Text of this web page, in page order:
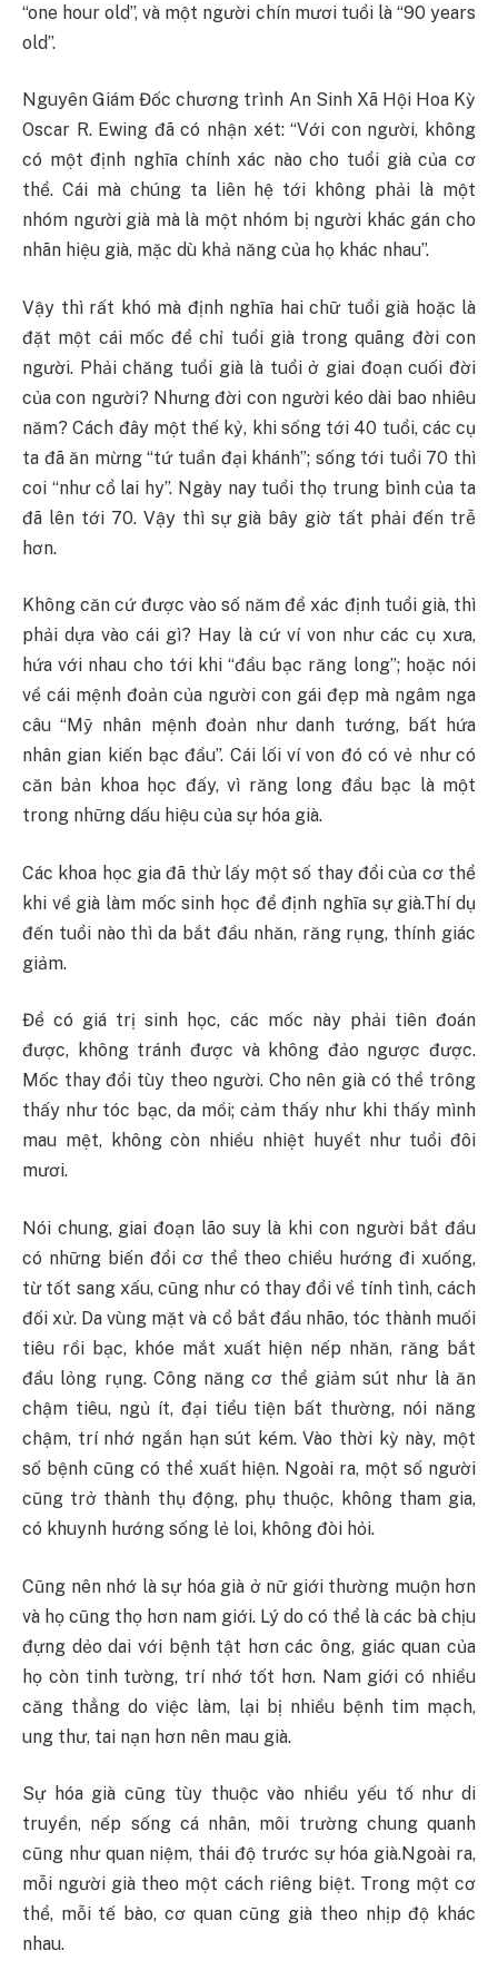
“one hour old”, và một người chín mươi tuổi là “90 years
old”.
Nguyên Giám Đốc chương trình An Sinh Xã Hội Hoa Kỳ
Oscar R. Ewing đã có nhận xét: “Với con người, không
có một định nghĩa chính xác nào cho tuổi già của cơ
thể. Cái mà chúng ta liên hệ tới không phải là một
nhóm người già mà là một nhóm bị người khác gán cho
nhãn hiệu già, mặc dù khả năng của họ khác nhau”.
Vậy thì rất khó mà định nghĩa hai chữ tuổi già hoặc là
đặt một cái mốc để chỉ tuổi già trong quãng đời con
người. Phải chăng tuổi già là tuổi ở giai đoạn cuối đời
của con người? Nhưng đời con người kéo dài bao nhiêu
năm? Cách đây một thế kỷ, khi sống tới 40 tuổi, các cụ
ta đã ăn mừng “tứ tuần đại khánh”; sống tới tuổi 70 thì
coi “như cổ lai hy”. Ngày nay tuổi thọ trung bình của ta
đã lên tới 70. Vậy thì sự già bây giờ tất phải đến trễ
hơn.
Không căn cứ được vào số năm để xác định tuổi già, thì
phải dựa vào cái gì? Hay là cứ ví von như các cụ xưa,
hứa với nhau cho tới khi “đầu bạc răng long”; hoặc nói
về cái mệnh đoản của người con gái đẹp mà ngâm nga
câu “Mỹ nhân mệnh đoản như danh tướng, bất hứa
nhân gian kiến bạc đầu”. Cái lối ví von đó có vẻ như có
căn bản khoa học đấy, vì răng long đầu bạc là một
trong những dấu hiệu của sự hóa già.
Các khoa học gia đã thử lấy một số thay đổi của cơ thể
khi về già làm mốc sinh học để định nghĩa sự già.Thí dụ
đến tuổi nào thì da bắt đầu nhăn, răng rụng, thính giác
giảm.
Để có giá trị sinh học, các mốc này phải tiên đoán
được, không tránh được và không đảo ngược được.
Mốc thay đổi tùy theo người. Cho nên già có thể trông
thấy như tóc bạc, da mồi; cảm thấy như khi thấy mình
mau mệt, không còn nhiều nhiệt huyết như tuổi đôi
mươi.
Nói chung, giai đoạn lão suy là khi con người bắt đầu
có những biến đổi cơ thể theo chiều hướng đi xuống,
từ tốt sang xấu, cũng như có thay đổi về tính tình, cách
đối xử. Da vùng mặt và cổ bắt đầu nhão, tóc thành muối
tiêu rồi bạc, khóe mắt xuất hiện nếp nhăn, răng bắt
đầu lỏng rụng. Công năng cơ thể giảm sút như là ăn
chậm tiêu, ngủ ít, đại tiểu tiện bất thường, nói năng
chậm, trí nhớ ngắn hạn sút kém. Vào thời kỳ này, một
số bệnh cũng có thể xuất hiện. Ngoài ra, một số người
cũng trở thành thụ động, phụ thuộc, không tham gia,
có khuynh hướng sống lẻ loi, không đòi hỏi.
Cũng nên nhớ là sự hóa già ở nữ giới thường muộn hơn
và họ cũng thọ hơn nam giới. Lý do có thể là các bà chịu
đựng dẻo dai với bệnh tật hơn các ông, giác quan của
họ còn tinh tường, trí nhớ tốt hơn. Namgiới có nhiều
căng thẳng do việc làm, lại bị nhiều bệnh tim mạch,
ung thư, tai nạn hơn nên mau già.
Sự hóa già cũng tùy thuộc vào nhiều yếu tố như di
truyền, nếp sống cá nhân, môi trường chung quanh
cũng như quan niệm, thái độ trước sự hóa già.Ngoài ra,
mỗi người già theo một cách riêng biệt. Trong một cơ
thể, mỗi tế bào, cơ quan cũng già theo nhịp độ khác
nhau.